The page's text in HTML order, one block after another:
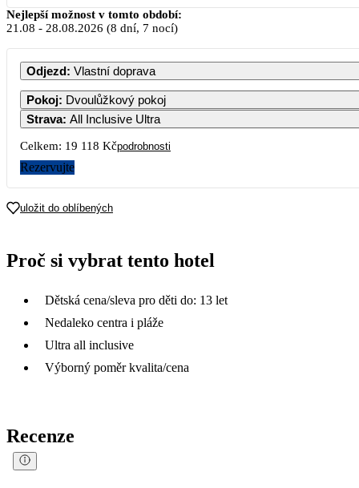
Srpen
PO ÚT ST ČT
3 4 5 6
Nejlepší možnost v tomto období:
21.08 - 28.08.2026 (8 dní, 7 nocí)
Odjezd: Vlastní doprava
Pokoj: Dvoulůžkový pokoj
Strava: All Inclusive Ultra
Celkem: 19 118 Kčpodrobnosti
Rezervujte
uložit do oblíbených
Proč si vybrat tento hotel
Dětská cena/sleva pro děti do: 13 let
Nedaleko centra i pláže
Ultra all inclusive
Výborný poměr kvalita/cena
Recenze